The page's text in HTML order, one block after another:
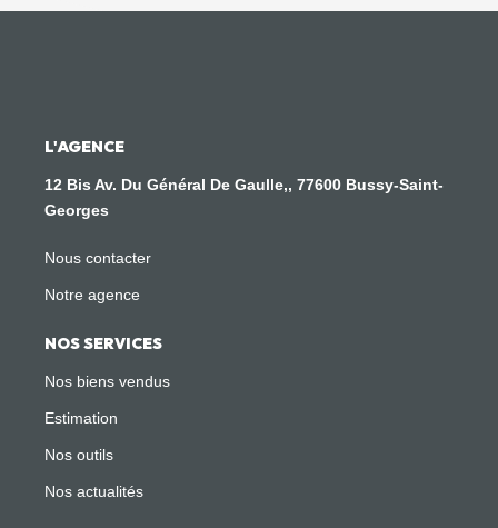
L'AGENCE
12 Bis Av. Du Général De Gaulle,, 77600 Bussy-Saint-
Georges
Nous contacter
Notre agence
NOS SERVICES
Nos biens vendus
Estimation
Nos outils
Nos actualités